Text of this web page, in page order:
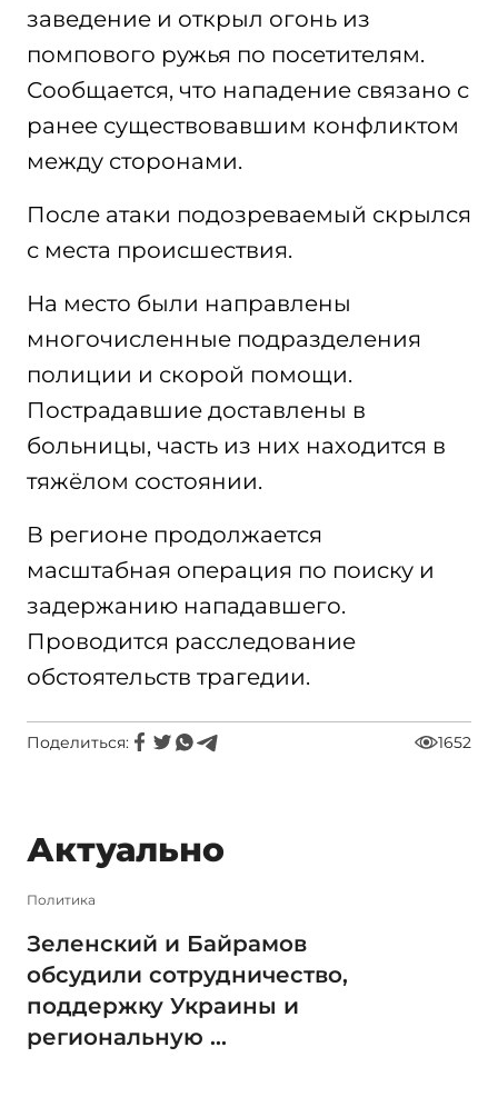
заведение и открыл огонь из
помпового ружья по посетителям.
Сообщается, что нападение связано с
ранее существовавшим конфликтом
между сторонами.
После атаки подозреваемый скрылся
с места происшествия.
На место были направлены
многочисленные подразделения
полиции и скорой помощи.
Пострадавшие доставлены в
больницы, часть из них находится в
тяжёлом состоянии.
В регионе продолжается
масштабная операция по поиску и
задержанию нападавшего.
Проводится расследование
обстоятельств трагедии.
Поделиться: 1652
Актуально
Политика
Зеленский и Байрамов
обсудили сотрудничество,
поддержку Украины и
региональную ...